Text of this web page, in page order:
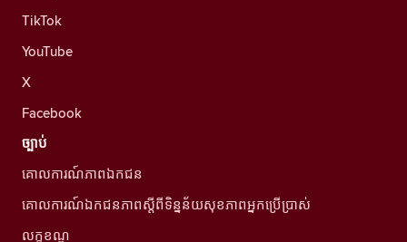
TikTok
YouTube
X
Facebook
ច្បាប់
គោលការណ៍ភាពឯកជន
គោលការណ៍ឯកជនភាពស្ដីពីទិន្នន័យសុខភាពអ្នកប្រើប្រាស់
លក្ខខណ្ឌ